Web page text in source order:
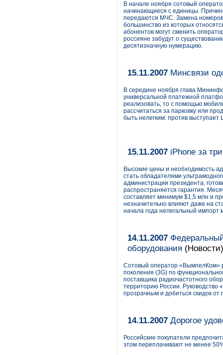
В начале ноября сотовый
начинающиеся с единицы.
передаются МЧС. Замена
большинство из которых
абонентов могут сменить
россияне забудут о
десятизначную нумерацию.
15.11.2007 Минсвязи
В середине ноября глава
универсальной платежной
реализовать, то с помощью
рассчитаться за парковку или
быть нелегким: против выступает
15.11.2007 iPhone за
Высокие цены и необходимость
стать обладателями
администрации президента,
распространяется гарантия.
составляет минимум $1,5 млн и
незначительно влияют даже на
начала года нелегальный импорт
14.11.2007
оборудования (Новости)
Сотовый оператор «ВымпелКом»
поколения (3G) по
поставщика радиочастотного
территорию России.
прозрачным и добиться скидок от
14.11.2007 Дорогое
Российские покупатели
этом переплачивают не менее